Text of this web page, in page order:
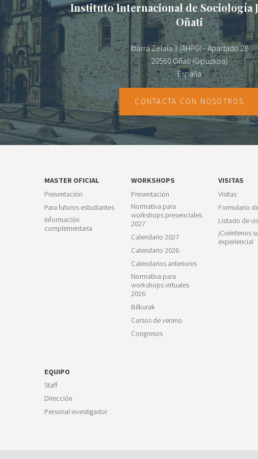
Instituto Internacional de Sociología
Oñati
Ibarra Zelaia 3 (AHPG) - Apartado 28
20560 Oñati (Gipuzkoa)
España
CONTACTA CON NOSOTROS
MASTER OFICIAL
Presentación
Para futuros estudiantes
Información
complementaria
WORKSHOPS
Presentación
Normativa para
workshops presenciales
2027
Calendario 2027
Calendario 2026
Calendarios anteriores
Normativa para
workshops virtuales
2026
Bilkurak
Cursos de verano
Congresos
VISITAS
Visitas
Formulario
Listado de
¡Cuéntenos
experiencia!
EQUIPO
Staff
Dirección
Personal investigador